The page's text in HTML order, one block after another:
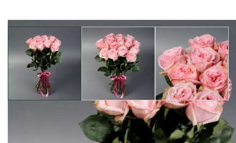
View larger image View larger image View larger